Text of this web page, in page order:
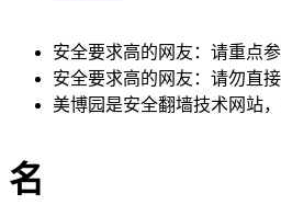
安全要求高的网友：请重点
安全要求高的网友：请勿直
美博园是安全翻墙技术网站
名